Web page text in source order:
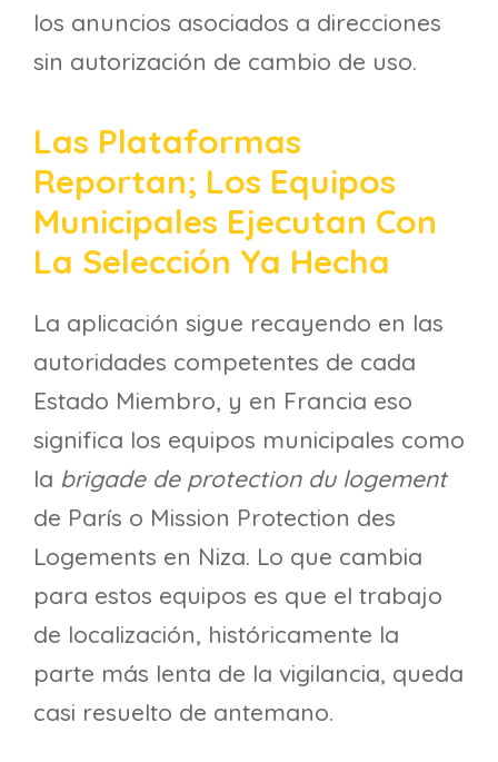
los anuncios asociados a direcciones
sin autorización de cambio de uso.
Las Plataformas
Reportan; Los Equipos
Municipales Ejecutan Con
La Selección Ya Hecha
La aplicación sigue recayendo en las
autoridades competentes de cada
Estado Miembro, y en Francia eso
significa los equipos municipales como
la brigade de protection du logement
de París o Mission Protection des
Logements en Niza. Lo que cambia
para estos equipos es que el trabajo
de localización, históricamente la
parte más lenta de la vigilancia, queda
casi resuelto de antemano.